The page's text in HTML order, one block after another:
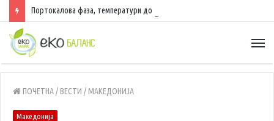
Портокалова фаза, температури до 40 степени
ПОЧЕТНА/ ВЕСТИ / МАКЕДОНИЈА
Македонија